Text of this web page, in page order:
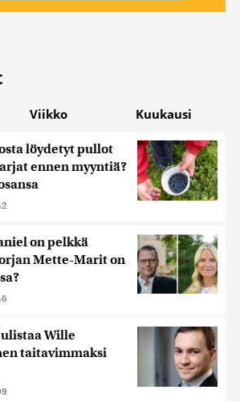
Viikko Kuukausi
löydetyt pullot
ennen myyntiä?
on pelkkä
Mette-Marit on
Wille
taitavimmaksi